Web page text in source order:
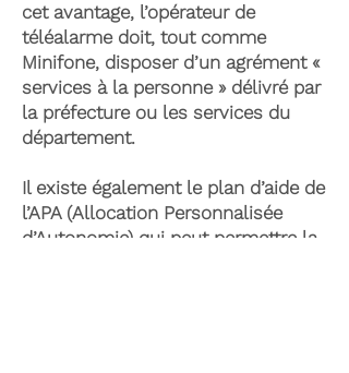
cet avantage, l’opérateur de
téléalarme doit, tout comme
Minifone, disposer d’un agrément «
services à la personne » délivré par
la préfecture ou les services du
département.
Il existe également le plan d’aide de
l’APA (Allocation Personnalisée
d’Autonomie) qui peut permettre la